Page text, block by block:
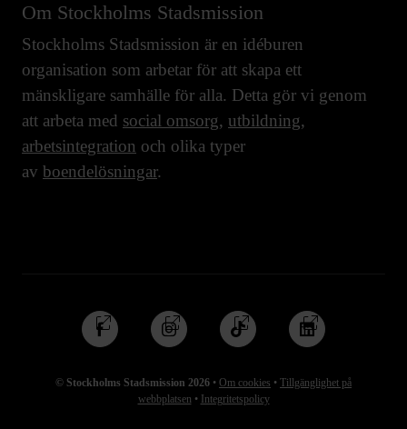
Om Stockholms Stadsmission
Stockholms Stadsmission är en idéburen
organisation som arbetar för att skapa ett
mänskligare samhälle för alla. Detta gör vi genom
att arbeta med social omsorg, utbildning,
arbetsintegration och olika typer
av boendelösningar.
© Stockholms Stadsmission 2026 • Om cookies • Tillgänglighet på
webbplatsen • Integritetspolicy
Följ
oss
Facebook
Följ
oss
Instagram
Följ
oss
TikTok
Följ
oss
Linkedin